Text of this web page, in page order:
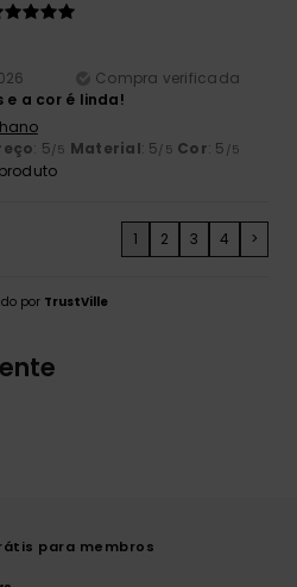
Compra verificada
e a cor é linda!
: 5/5 Material: 5/5 Cor: 5 /5
1 2 3 4 >
por TrustVille
para membros